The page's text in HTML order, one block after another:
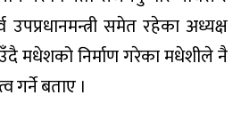
समेत रहेका अध्यक्ष
मधेशको निर्माण गरेका मधेशीले नै
गर्ने बताए ।